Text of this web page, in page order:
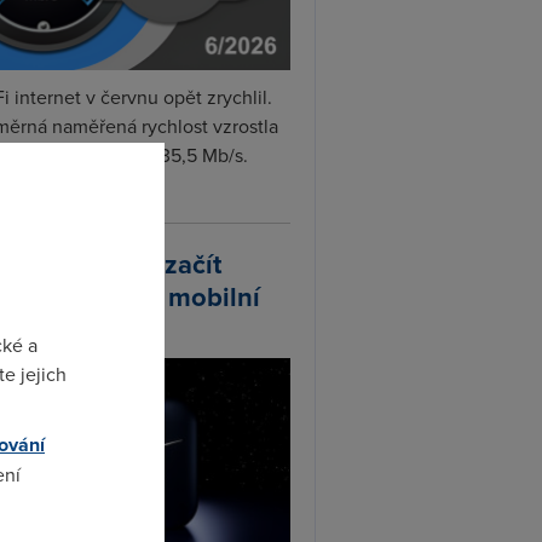
internet v červnu opět zrychlil.
naměřená rychlost vzrostla
o 4 % na 35,5 Mb/s.
plánuje začít
vlastní mobilní
a
jejich